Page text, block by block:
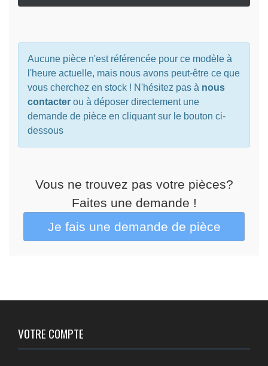
Aucune pièce n'est référencée pour ce modèle à
l'heure actuelle, mais nous avons peut-être ce que
vous cherchez en stock ! N'hésitez pas à nous
contacter ou à déposer directement une
demande de pièce en cliquant sur le bouton ci-
dessous
Vous ne trouvez pas votre pièces?
Faites une demande !
VOTRE COMPTE